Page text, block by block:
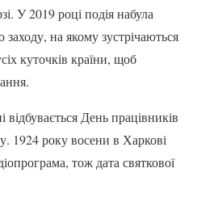
У 2019 році подія набула
заходу, на якому зустрічаються
куточків країни, щоб
День працівників
1924 року восени в Харкові
тож дата святкової